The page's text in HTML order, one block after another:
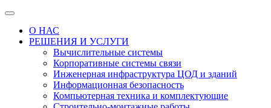
О НАС
РЕШЕНИЯ И УСЛУГИ
Вычислительные системы
Корпоративные системы связи
Инженерная инфраструктура ЦОД и зданий
Информационная безопасность
Компьютерная техника и комплектующие